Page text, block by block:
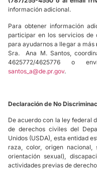
información adicional.
Para obtener información
participar en los servicios de
para ayudarnos a llegar a más
Sra.
Ana M. Santos,
4625772/4625776 o
santos_a@de.pr.gov.
Declaración de No
De acuerdo con la ley federal
de derechos civiles del
Unidos (USDA), esta entidad
raza, color, origen
orientación sexual),
actividades previas de